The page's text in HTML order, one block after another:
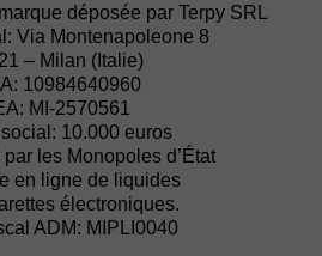
déposée par Terpy SRL
Via Montenapoleone 8
– Milan (Italie)
10984640960
MI-2570561
10.000 euros
les Monopoles d’État
en ligne de liquides
électroniques.
ADM: MIPLI0040